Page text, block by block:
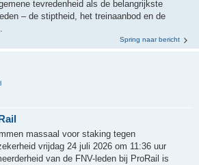
tevredenheid als de belangrijkste
– de stiptheid, het treinaanbod en de
Spring naar bericht
massaal voor staking tegen
vrijdag 24 juli 2026 om 11:36 uur
van de FNV-leden bij ProRail is